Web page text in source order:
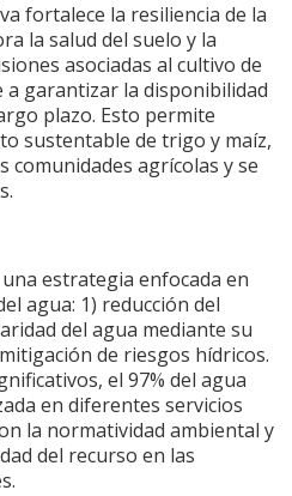
fortalece la resiliencia de la
la salud del suelo y la
asociadas al cultivo de
garantizar la disponibilidad
plazo. Esto permite
sustentable de trigo y maíz,
comunidades agrícolas y se
estrategia enfocada en
agua: 1) reducción del
del agua mediante su
de riesgos hídricos.
el 97% del agua
en diferentes servicios
la normatividad ambiental y
del recurso en las